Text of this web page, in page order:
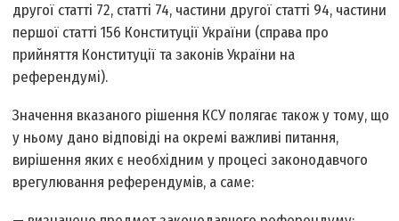
другої статті 72, статті 74, частини другої статті 94, частини
першої статті 156 Конституції України (справа про
прийняття Конституції та законів України на
референдумі).
Значення вказаного рішення КСУ полягає також у тому, що
у ньому дано відповіді на окремі важливі питання,
вирішення яких є необхідним у процесі законодавчого
врегулювання референдумів, а саме: